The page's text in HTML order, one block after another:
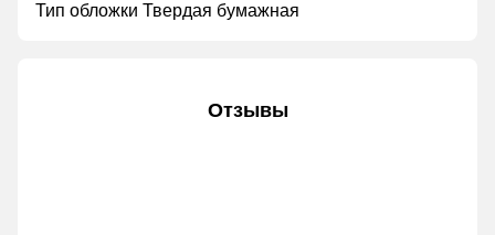
Тип обложки Твердая бумажная
Отзывы